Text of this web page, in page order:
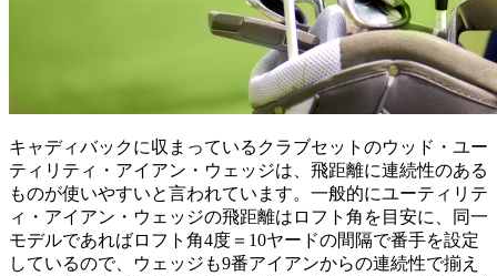
キャディバックに収まっているクラブセットのウッド・ユー
ティリティ・アイアン・ウェッジは、飛距離に連続性のある
ものが使いやすいと言われています。一般的にユーティリテ
ィ・アイアン・ウェッジの飛距離はロフト角を目安に、同一
モデルであればロフト角4度＝10ヤードの間隔で番手を設定
しているので、ウェッジも9番アイアンからの連続性で揃え